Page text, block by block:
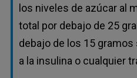
los niveles de azúcar al
total por debajo de 25
debajo de los 15
a la insulina o cualquier